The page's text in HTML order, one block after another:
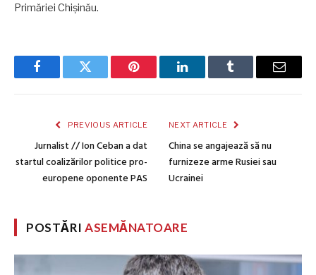
Primăriei Chișinău.
FacebookTwitter Pinterest LinkedInTumblr Email
PREVIOUS ARTICLE
Jurnalist // Ion Ceban a dat
startul coalizărilor politice pro-
europene oponente PAS
NEXT ARTICLE
China se angajează să nu
furnizeze arme Rusiei sau
Ucrainei
POSTĂRIASEMĂNATOARE